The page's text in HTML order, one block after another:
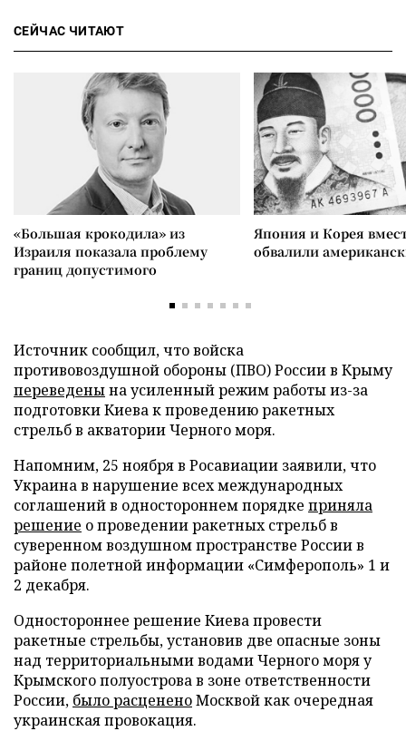
СЕЙЧАС ЧИТАЮТ
«Большая крокодила» из
Израиля показала проблему
границ допустимого
Япония и Корея
обвалили
Источник сообщил, что войска
противовоздушной обороны (ПВО) России в Крыму
переведенына усиленный режим работы из-за
подготовки Киева к проведению ракетных
стрельб в акватории Черного моря.
Напомним, 25 ноября в Росавиации заявили, что
Украина в нарушение всех международных
соглашений в одностороннем порядке приняла
решение о проведении ракетных стрельб в
суверенном воздушном пространстве России в
районе полетной информации «Симферополь» 1 и
2 декабря.
Одностороннее решение Киева провести
ракетные стрельбы, установив две опасные зоны
над территориальными водами Черного моря у
Крымского полуострова в зоне ответственности
России, было расцененоМосквой как очередная
украинская провокация.